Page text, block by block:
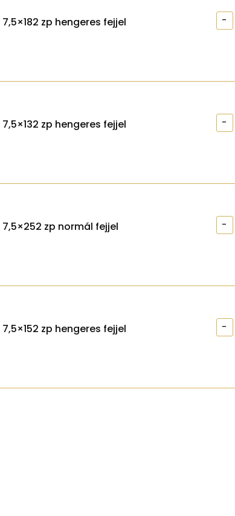
zp hengeres fejjel -
zp hengeres fejjel -
zp normál fejjel -
zp hengeres fejjel -